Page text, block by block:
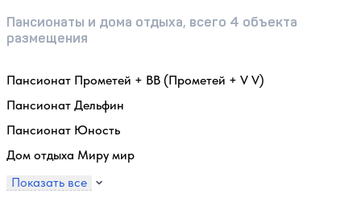
Пансионаты и дома отдыха, всего 4 объекта
размещения
Пансионат Прометей + ВВ (Прометей + V V)
Пансионат Дельфин
Пансионат Юность
Дом отдыха Миру мир
Показать все